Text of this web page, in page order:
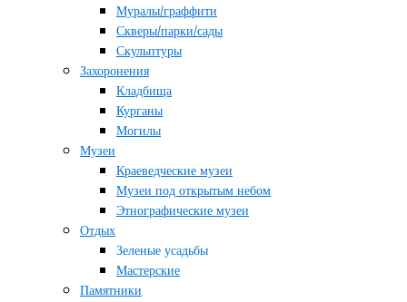
Муралы/граффити
Скверы/парки/сады
Скульптуры
Захоронения
Кладбища
Курганы
Могилы
Музеи
Краеведческие музеи
Музеи под открытым небом
Этнографические музеи
Отдых
Зеленые усадьбы
Мастерские
Памятники